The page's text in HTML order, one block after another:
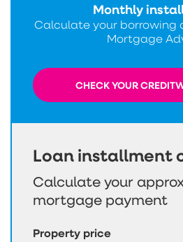
Loan installment
Calculate your
mortgage payment
Property price
Monthly
Calculate your borrowing
Mortgage
CHECK YOUR